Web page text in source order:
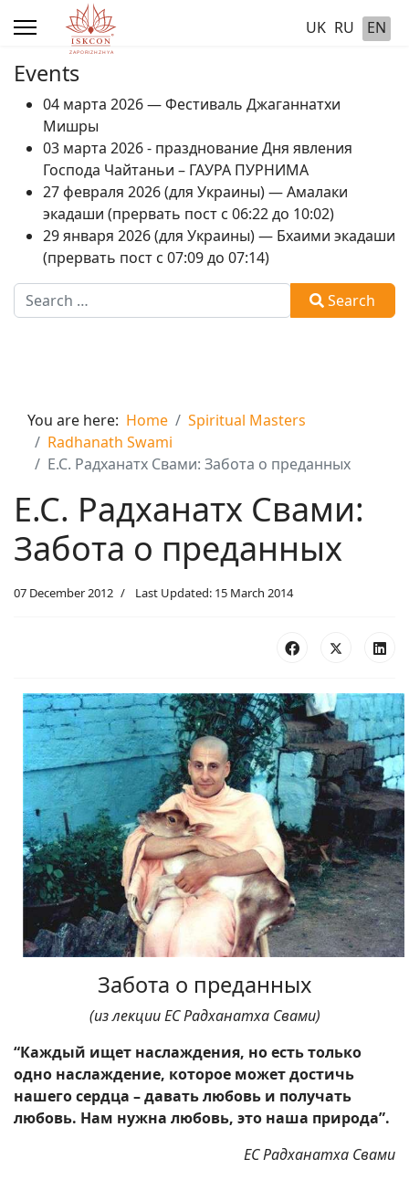
UK RU EN
Events
04 марта 2026 — Фестиваль Джаганнатхи
Мишры
03 марта 2026 - празднование Дня явления
Господа Чайтаньи – ГАУРА ПУРНИМА
27 февраля 2026 (для Украины) — Амалаки
экадаши (прервать пост с 06:22 до 10:02)
29 января 2026 (для Украины) — Бхаими экадаши
(прервать пост с 07:09 до 07:14)
Search
Search
You are here: Home
Spiritual Masters
Radhanath Swami
Е.С. Радханатх Свами: Забота о преданных
Е.С. Радханатх Свами:
Забота о преданных
07 December 2012 Last Updated: 15 March 2014
Забота о преданных
(из лекции ЕС Радханатха Свами)
“Каждый ищет наслаждения, но есть только
одно наслаждение, которое может достичь
нашего сердца – давать любовь и получать
любовь. Нам нужна любовь, это наша природа”.
ЕС Радханатха Свами